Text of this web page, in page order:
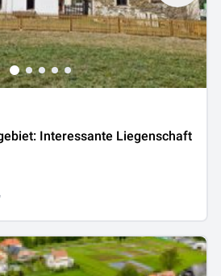
Interessante Liegenschaft